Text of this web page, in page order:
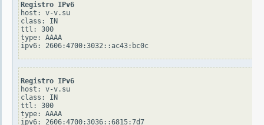
Registro IPv6
host: v-v.su
class: IN
ttl: 300
type: AAAA
Registro IPv6
host: v-v.su
class: IN
ttl: 300
type: AAAA